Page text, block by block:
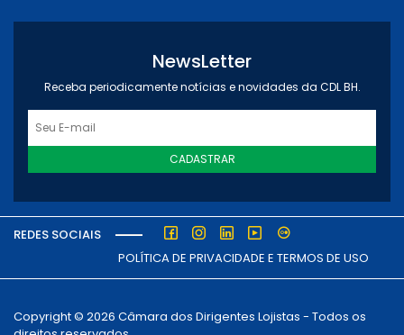
NewsLetter
Receba periodicamente notícias e novidades da CDL BH.
CADASTRAR
REDES SOCIAIS
POLÍTICA DE PRIVACIDADE E TERMOS DE USO
Copyright © 2026 Câmara dos Dirigentes Lojistas - Todos os